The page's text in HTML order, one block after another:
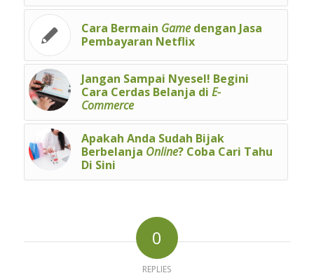
Cara Bermain Gamedengan Jasa
Pembayaran Netflix
Jangan Sampai Nyesel! Begini
Cara Cerdas Belanja di E-
Commerce
Apakah Anda Sudah Bijak
Berbelanja Online? Coba Cari Tahu
Di Sini
0
REPLIES